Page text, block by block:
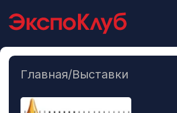
Главная/Выставки